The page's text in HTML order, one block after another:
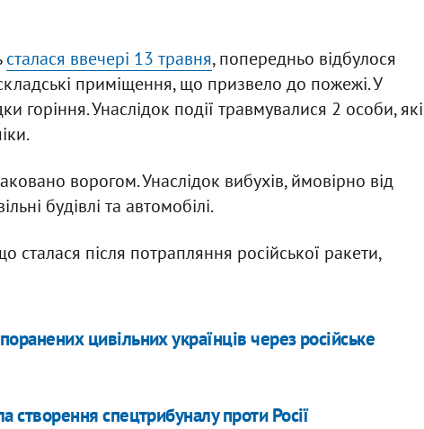
сталася ввечері 13 травня, попередньо відбулося
приміщення, що призвело до пожежі. У
горіння. Унаслідок події травмувалися 2 особи, які
ворогом. Унаслідок вибухів, ймовірно від
будівлі та автомобілі.
після потрапляння російської ракети,
цивільних українців через російське
створення спецтрибуналу проти Росії